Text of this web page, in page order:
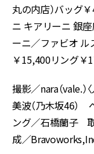
丸の内店）バッグ
ニ キアリーニ 銀座
ーニ／ファビオ ル
￥15,400リング￥
撮影／nara（vale.）
美波（乃木坂46）
ング／石橋蘭子
成／